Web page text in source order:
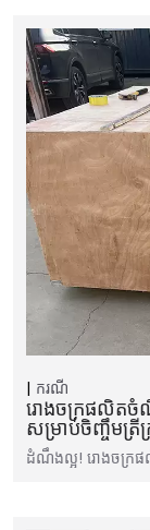
ករណី
រោងចក្រផលិត
សម្រាប់ចិញ្ចឹមត្
ដំណឹងល្អ! រោងចក្រ